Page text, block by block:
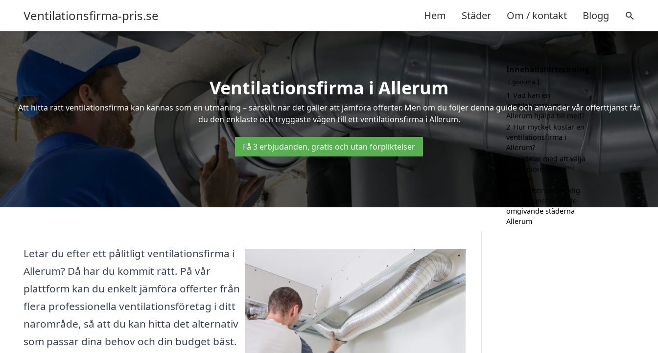
Ventilationsfirma-pris.se Hem Städer Om / kontakt Blogg
Ventilationsfirma i Allerum
Att hitta rätt ventilationsfirma kan kännas som en utmaning – särskilt när det gäller att jämföra offerter. Men om du följer denna guide och använder vår offerttjänst får
du den enklaste och tryggaste vägen till ett ventilationsfirma i Allerum.
Få 3 erbjudanden, gratis och utan förpliktelser
Letar du efter ett pålitligt ventilationsfirma i
Allerum? Då har du kommit rätt. På vår
plattform kan du enkelt jämföra offerter från
flera professionella ventilationsföretag i ditt
närområde, så att du kan hitta det alternativ
som passar dina behov och din budget bäst.
Innehållsförteckning
gömma
1 Vad kan en
ventilationsfirma i
Allerum hjälpa till med?
2 Hur mycket kostar en
ventilationsfirma i
Allerum?
3 Fördelar med att välja
ventilationsfirma i
Sök efter en skicklig
ventilationsfirma i de
omgivande städerna
Allerum